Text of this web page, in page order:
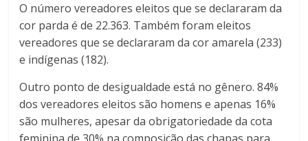
O número vereadores eleitos que se declararam da
cor parda é de 22.363. Também foram eleitos
vereadores que se declararam da cor amarela (233)
e indígenas (182).
Outro ponto de desigualdade está no gênero. 84%
dos vereadores eleitos são homens e apenas 16%
são mulheres, apesar da obrigatoriedade da cota